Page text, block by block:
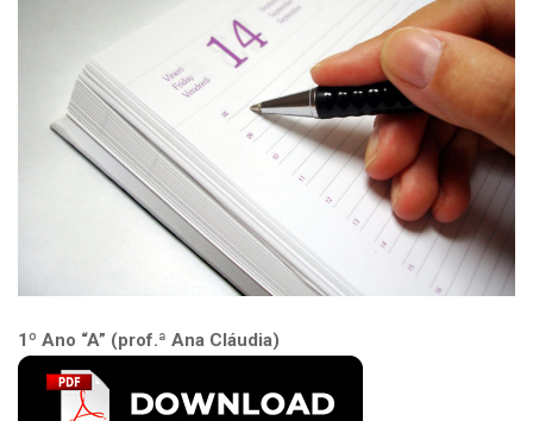
1º Ano “A” (prof.ª Ana Cláudia)